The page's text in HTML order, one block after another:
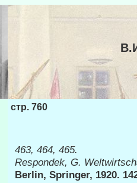
стр. 760
463, 464, 465.
Respondek, G.
Berlin, Springer, 1920.